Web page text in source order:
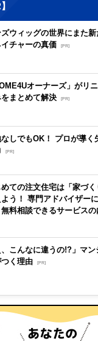
ズウィッグの世界にまた
イチャーの真価 [PR]
オーナーズ」がリ
まとめて解決 [PR]
なしでもOK！ プロが導く
[PR]
めての注文住宅は「家づ
よう！ 専門アドバイザー
無料相談できるサービス
、こんなに違うの!?」マ
つく理由 [PR]